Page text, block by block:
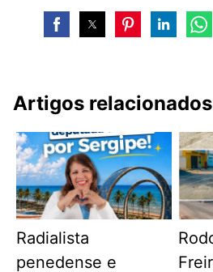
Artigos relacionados
Radialista
penedense e